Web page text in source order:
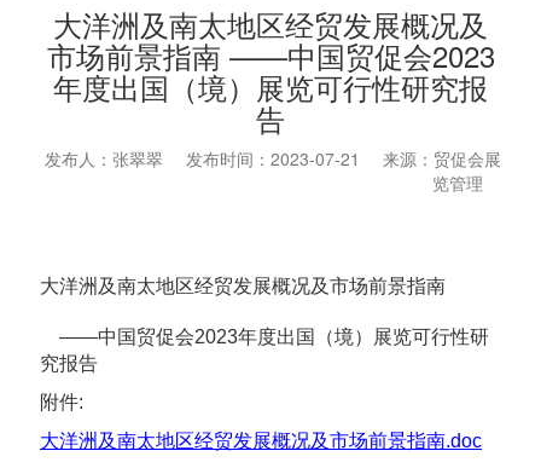
大洋洲及南太地区经贸发展概况及
市场前景指南 ——中国贸促会2023
年度出国（境）展览可行性研究报
告
发布人：张翠翠 发布时间：2023-07-21
来源：贸促会展
览管理
大洋洲及南太地区经贸发展概况及市场前景指南
——中国贸促会2023年度出国（境）展览可行性研
究报告
附件:
大洋洲及南太地区经贸发展概况及市场前景指南.doc